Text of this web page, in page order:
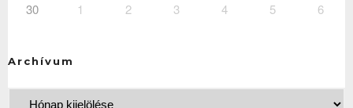
30 1 2 3 4 5 6
Archívum